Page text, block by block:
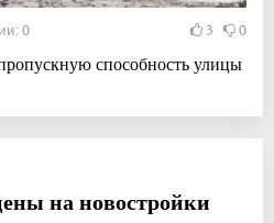
0 3 0
способность улицы
на новостройки